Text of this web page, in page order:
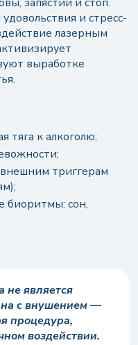
и стресс-
лазерным
выработке
тяга к алкоголю;
внешним триггерам
биоритмы: сон,
не является
с внушением —
процедура,
воздействии.